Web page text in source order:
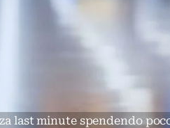
last minute spendendo